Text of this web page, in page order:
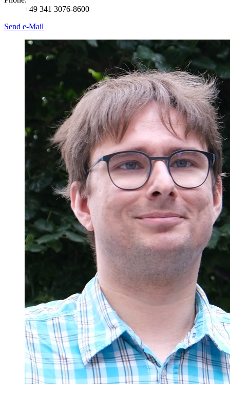
+49 341 3076-8600
Send e-Mail